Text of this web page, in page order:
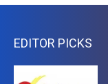
EDITOR PICKS